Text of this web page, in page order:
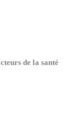
de la santé